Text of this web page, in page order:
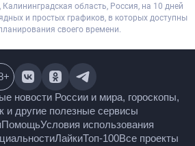
область, Россия, на 10 дней
и простых графиков, в которых доступны
своего времени.
новости России и мира,
поиск и другие полезные сервисы
Условия использования
ЛайкиТоп-100
+